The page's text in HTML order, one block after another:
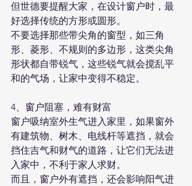
但世德要提醒大家，在设计窗户时，最
好选择传统的方形或圆形。
不要选择那些带尖角的窗型，如三角
形、菱形、不规则的多边形，这类尖角
形状都自带锐气，这些锐气就会搅乱平
和的气场，让家中变得不稳定。
4、窗户阻塞，难有财富
窗户吸纳室外生气进入家里，如果窗外
有建筑物、树木、电线杆等遮挡，就会
挡住吉气和财气的道路，让它们无法进
入家中，不利于家人求财。
而且，窗户外有遮挡，还会影响阳气进